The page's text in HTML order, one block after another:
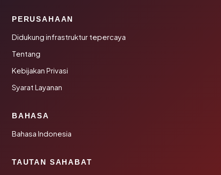
PERUSAHAAN
Didukung infrastruktur tepercaya
Tentang
Kebijakan Privasi
Syarat Layanan
BAHASA
Bahasa Indonesia
TAUTAN SAHABAT